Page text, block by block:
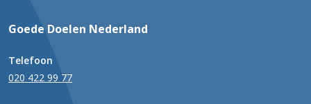
Goede Doelen Nederland
Telefoon
020 422 99 77